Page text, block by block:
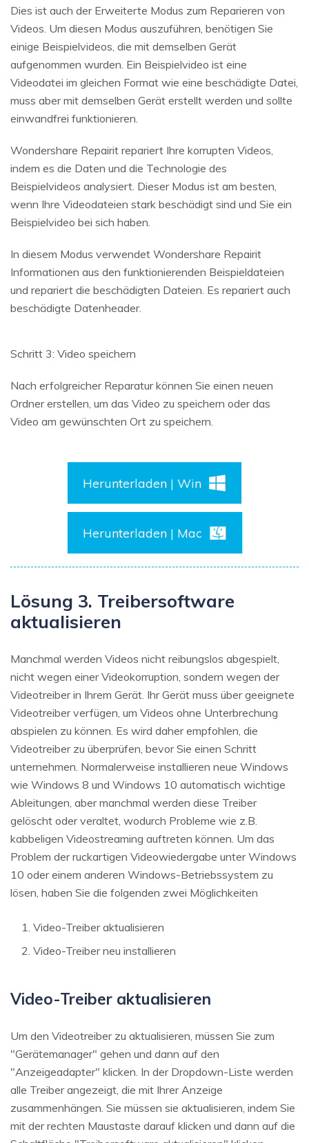
Dies ist auch der Erweiterte Modus zum Reparieren von
Videos. Um diesen Modus auszuführen, benötigen Sie
einige Beispielvideos, die mit demselben Gerät
aufgenommen wurden. Ein Beispielvideo ist eine
Videodatei im gleichen Format wie eine beschädigte Datei,
muss aber mit demselben Gerät erstellt werden und sollte
einwandfrei funktionieren.
Wondershare Repairit repariert Ihre korrupten Videos,
indem es die Daten und die Technologie des
Beispielvideos analysiert. Dieser Modus ist am besten,
wenn Ihre Videodateien stark beschädigt sind und Sie ein
Beispielvideo bei sich haben.
In diesem Modus verwendet Wondershare Repairit
Informationen aus den funktionierenden Beispieldateien
und repariert die beschädigten Dateien. Es repariert auch
beschädigte Datenheader.
Schritt 3: Video speichern
Nach erfolgreicher Reparatur können Sie einen neuen
Ordner erstellen, um das Video zu speichern oder das
Video am gewünschten Ort zu speichern.
Herunterladen | Win
Herunterladen | Mac
Lösung 3. Treibersoftware
aktualisieren
Manchmal werden Videos nicht reibungslos abgespielt,
nicht wegen einer Videokorruption, sondern wegen der
Videotreiber in Ihrem Gerät. Ihr Gerät muss über geeignete
Videotreiber verfügen, um Videos ohne Unterbrechung
abspielen zu können. Es wird daher empfohlen, die
Videotreiber zu überprüfen, bevor Sie einen Schritt
unternehmen. Normalerweise installieren neue Windows
wie Windows 8 und Windows 10 automatisch wichtige
Ableitungen, aber manchmal werden diese Treiber
gelöscht oder veraltet, wodurch Probleme wie z.B.
kabbeligen Videostreaming auftreten können. Um das
Problem der ruckartigen Videowiedergabe unter Windows
10 oder einem anderen Windows-Betriebssystem zu
lösen, haben Sie die folgenden zwei Möglichkeiten
Video-Treiber aktualisieren
Video-Treiber neu installieren
Video-Treiber aktualisieren
Um den Videotreiber zu aktualisieren, müssen Sie zum
"Gerätemanager" gehen und dann auf den
"Anzeigeadapter" klicken. In der Dropdown-Liste werden
alle Treiber angezeigt, die mit Ihrer Anzeige
zusammenhängen. Sie müssen sie aktualisieren, indem Sie
mit der rechten Maustaste darauf klicken und dann auf die